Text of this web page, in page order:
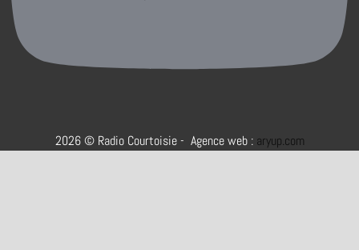
2026 © Radio Courtoisie - Agence web : aryup.com